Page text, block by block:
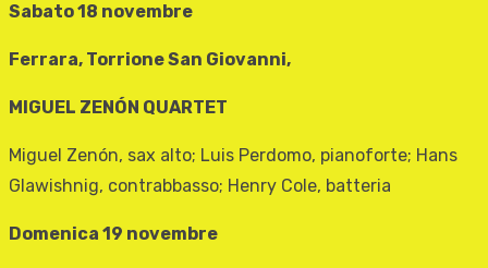
Sabato 18 novembre
Ferrara, Torrione San Giovanni,
MIGUEL ZENÓN QUARTET
Miguel Zenón, sax alto; Luis Perdomo, pianoforte; Hans
Glawishnig, contrabbasso; Henry Cole, batteria
Domenica 19 novembre